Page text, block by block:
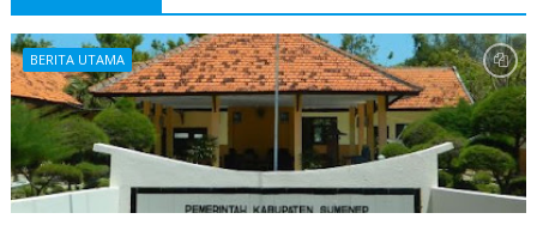
BERITA UTAMA